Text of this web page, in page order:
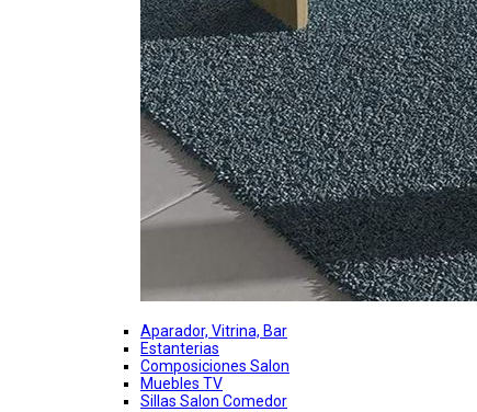
Aparador, Vitrina, Bar
Estanterias
Composiciones Salon
Muebles TV
Sillas Salon Comedor